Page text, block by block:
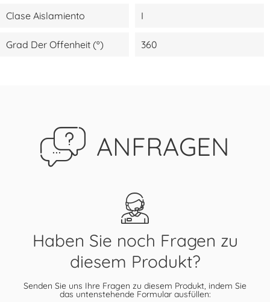
Clase Aislamiento I
Grad Der Offenheit (º) 360
ANFRAGEN
Haben Sie noch Fragen zu
diesem Produkt?
Senden Sie uns Ihre Fragen zu diesem Produkt, indem Sie
das untenstehende Formular ausfüllen: